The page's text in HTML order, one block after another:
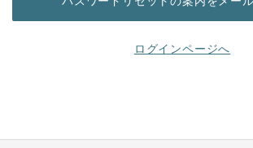
ログインページへ